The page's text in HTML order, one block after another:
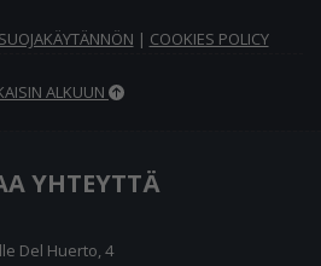
| COOKIES POLICY
ALKUUN
YHTEYTTÄ
Del Huerto, 4